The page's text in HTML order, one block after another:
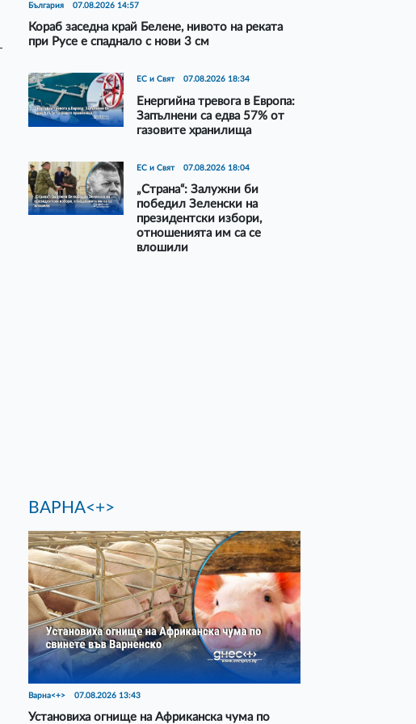
България 07.08.2026 14:57
Кораб заседна край Белене, нивото на реката
при Русе е спаднало с нови 3 см
ЕС и Свят 07.08.2026 18:34
Енергийна тревога в Европа:
Запълнени са едва 57% от
газовите хранилища
ЕС и Свят 07.08.2026 18:04
„Страна“: Залужни би
победил Зеленски на
президентски избори,
отношенията им са се
влошили
ВАРНА<+>
Варна<+> 07.08.2026 13:43
Установиха огнище на Африканска чума по